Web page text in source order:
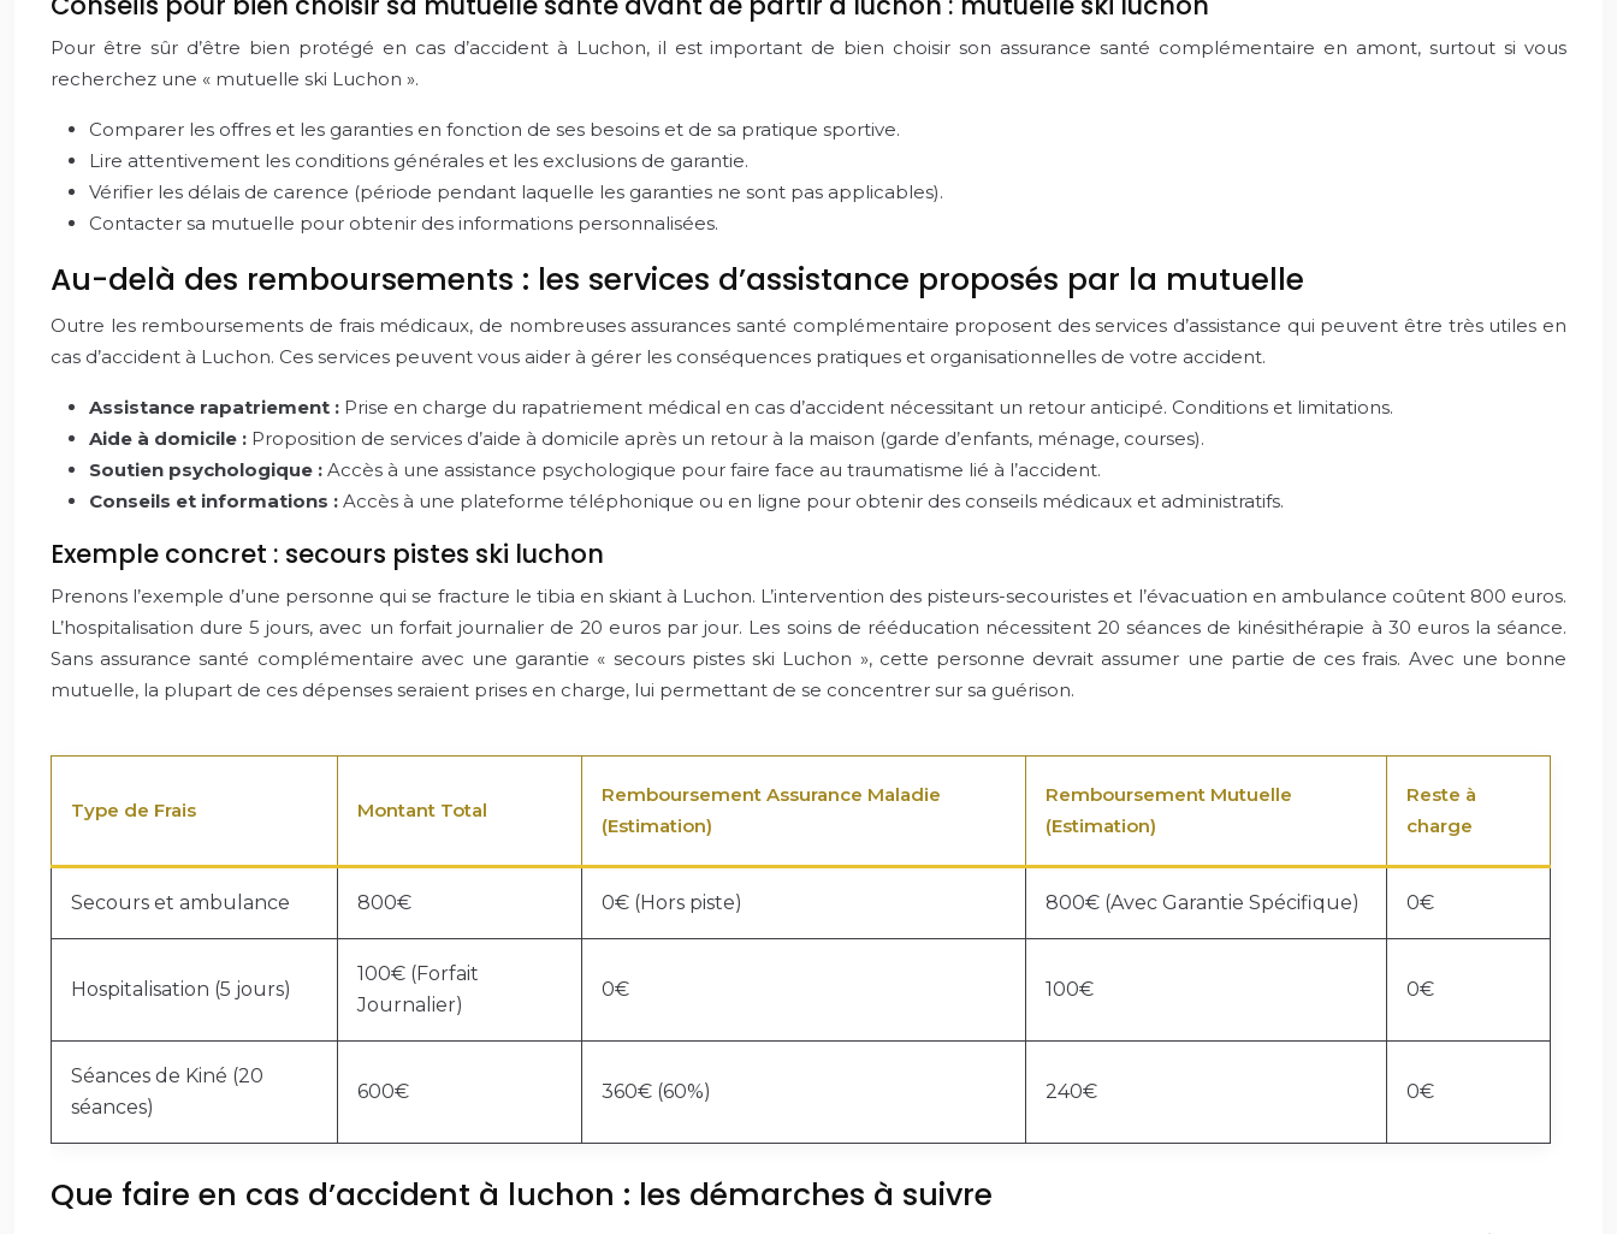
Pour être sûr d’être bien protégé en cas d’accident à Luchon, il est important de bien choisir son assurance santé complémentaire en amont, surtout si vous
recherchez une « mutuelle ski Luchon ».
Comparer les offres et les garanties en fonction de ses besoins et de sa pratique sportive.
Lire attentivement les conditions générales et les exclusions de garantie.
Vérifier les délais de carence (période pendant laquelle les garanties ne sont pas applicables).
Contacter sa mutuelle pour obtenir des informations personnalisées.
Au-delà des remboursements : les services d’assistance proposés par la mutuelle
Outre les remboursements de frais médicaux, de nombreuses assurances santé complémentaire proposent des services d’assistance qui peuvent être très utiles en
cas d’accident à Luchon. Ces services peuvent vous aider à gérer les conséquences pratiques et organisationnelles de votre accident.
Assistance rapatriement : Prise en charge du rapatriement médical en cas d’accident nécessitant un retour anticipé. Conditions et limitations.
Aide à domicile : Proposition de services d’aide à domicile après un retour à la maison (garde d’enfants, ménage, courses).
Soutien psychologique : Accès à une assistance psychologique pour faire face au traumatisme lié à l’accident.
Conseils et informations : Accès à une plateforme téléphonique ou en ligne pour obtenir des conseils médicaux et administratifs.
Exemple concret : secours pistes ski luchon
Prenons l’exemple d’une personne qui se fracture le tibia en skiant à Luchon. L’intervention des pisteurs-secouristes et l’évacuation en ambulance coûtent 800 euros.
L’hospitalisation dure 5 jours, avec un forfait journalier de 20 euros par jour. Les soins de rééducation nécessitent 20 séances de kinésithérapie à 30 euros la séance.
Sans assurance santé complémentaire avec une garantie « secours pistes ski Luchon », cette personne devrait assumer une partie de ces frais. Avec une bonne
mutuelle, la plupart de ces dépenses seraient prises en charge, lui permettant de se concentrer sur sa guérison.
Type de Frais Montant Total
Remboursement Assurance Maladie
(Estimation)
Remboursement Mutuelle
(Estimation)
Reste à
charge
Secours et ambulance 800€ 0€ (Hors piste) 800€ (Avec Garantie Spécifique) 0€
Hospitalisation (5 jours)
100€ (Forfait
Journalier)
0€ 100€ 0€
Séances de Kiné (20
séances)
600€ 360€ (60%) 240€ 0€
Que faire en cas d’accident à luchon : les démarches à suivre